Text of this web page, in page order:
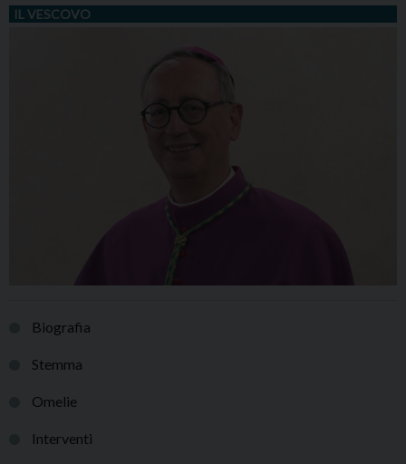
IL VESCOVO
Biografia
Stemma
Omelie
Interventi